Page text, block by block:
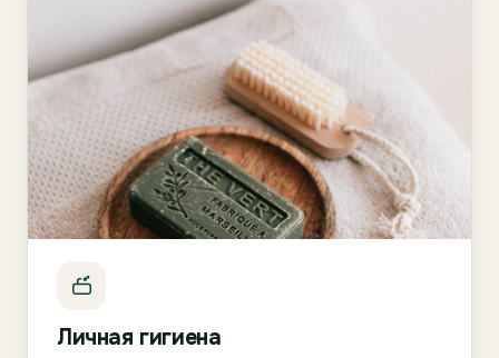
Личная гигиена